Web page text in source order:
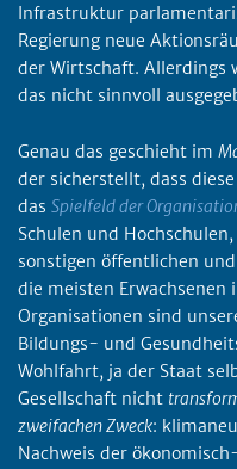
Infrastruktur
Regierung neue
der Wirtschaft. Allerdings
das nicht sinnvoll
Genau das geschieht im
der sicherstellt, dass
das Spielfeld der
Schulen und
sonstigen öffentlichen
die meisten Erwachsenen
Organisationen sind
Bildungs- und
Wohlfahrt, ja der Staat
Gesellschaft nicht
zweifachen Zweck:
Nachweis der